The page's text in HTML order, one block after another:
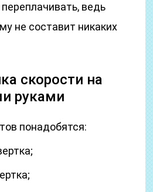
ведь
не составит никаких
скорости на
руками
понадобятся: